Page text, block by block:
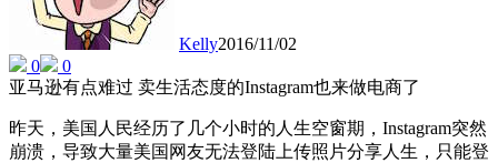
Kelly2016/11/02
0
0
亚马逊有点难过 卖生活态度的Instagram也来做电商了
昨天，美国人民经历了几个小时的人生空窗期，Instagram突然
崩溃，导致大量美国网友无法登陆上传照片分享人生，只能登